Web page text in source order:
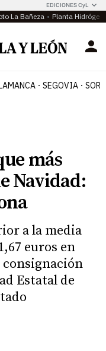
EDICIONES CyL
La Bañeza Planta
SEGOVIA
más
Navidad:
a la media
euros en
consignación
Estatal de